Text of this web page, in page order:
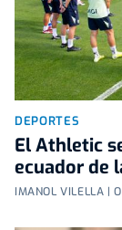
DEPORTES
El Athletic
ecuador de
IMANOL VILELLA |